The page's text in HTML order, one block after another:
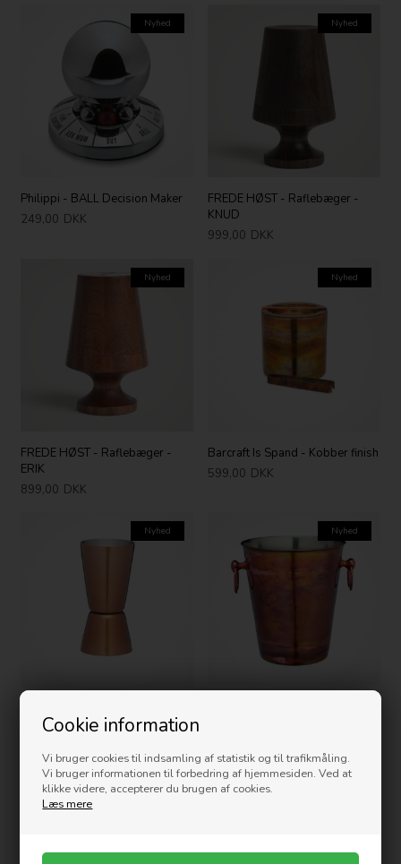
Cookie information
Vi bruger cookies til indsamling af statistik og til trafikmåling.
Vi bruger informationen til forbedring af hjemmesiden. Ved at
klikke videre, accepterer du brugen af cookies.
Læs mere
Nyhed
Philippi - BALL Decision Maker
249,00 DKK
Nyhed
FREDE HØST - Raflebæger -
KNUD
999,00 DKK
Nyhed
FREDE HØST - Raflebæger -
ERIK
899,00 DKK
Nyhed
Barcraft Is Spand - Kobber finish
599,00 DKK
Nyhed
Kobber
Nyhed
Nyhed